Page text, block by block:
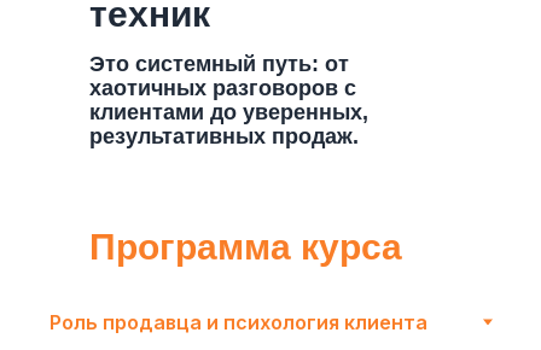
техник
Это системный путь: от
хаотичных разговоров с
клиентами до уверенных,
результативных продаж.
Программа курса